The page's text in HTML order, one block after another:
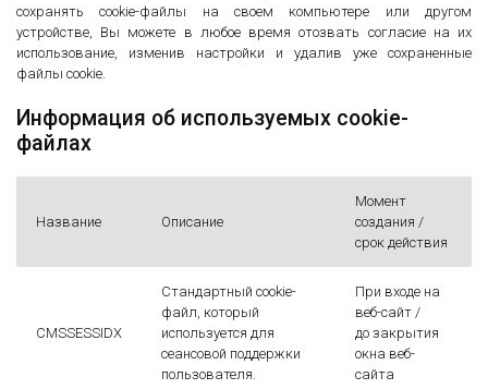
сохранять cookie-файлы на своем компьютере или другом
устройстве, Вы можете в любое время отозвать согласие на их
использование, изменив настройки и удалив уже сохраненные
файлы cookie.
Информация об используемых cookie-
файлах
Название Описание
Момент
создания /
срок действия
CMSSESSIDX
Стандартный cookie-
файл, который
используется для
сеансовой поддержки
пользователя.
При входе на
веб-сайт /
до закрытия
окна веб-
сайта